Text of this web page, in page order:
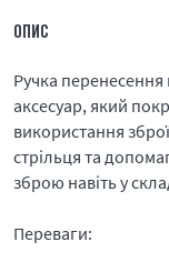
ОПИС
Ручка
аксесуар, який
використання
стрільця та
зброю навіть у
Переваги: